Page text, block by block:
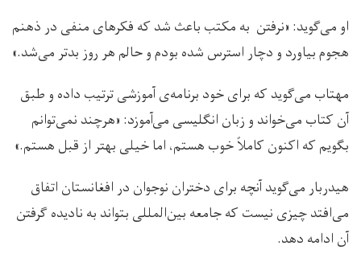
او می‌گوید: «نرفتن به مکتب باعث شد که فکرهای منفی در ذهنم
هجوم بیاورد و دچار استرس شده بودم و حالم هر روز بدتر می‌شد.»
مهتاب می‌گوید که برای خود برنامه‌ی آموزشی ترتیب داده و طبق
آن کتاب می‌خواند و زبان انگلیسی می‌آموزد: «هرچند نمی‌توانم
بگویم که اکنون کاملاً خوب هستم، اما خیلی بهتر از قبل هستم.»
هیدربار می‌گوید آنچه برای دختران نوجوان در افغانستان اتفاق
می‌افتد چیزی نیست که جامعه بین‌المللی بتواند به نادیده گرفتن
آن ادامه دهد.